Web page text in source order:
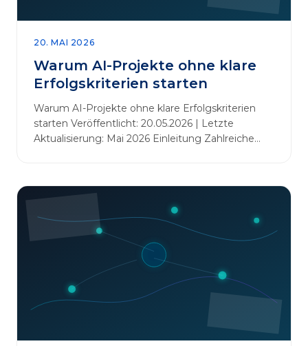
20. MAI 2026
Warum AI-Projekte ohne klare
Erfolgskriterien starten
Warum AI-Projekte ohne klare Erfolgskriterien
starten Veröffentlicht: 20.05.2026 | Letzte
Aktualisierung: Mai 2026 Einleitung Zahlreiche
automatisieren oder sich Wettbewerbsvorteile zu
verschaffen. Oftmals liegt der Fokus dabei auf
praxisnahem Handeln: Erfahrungen sammeln,
Prototypen entwickeln und interne Skepsis
abbauen. Der zentrale Begriff dieses Beitrags ist
„Erfolgskriterien für AI-Projekte“. In [&hellip;]